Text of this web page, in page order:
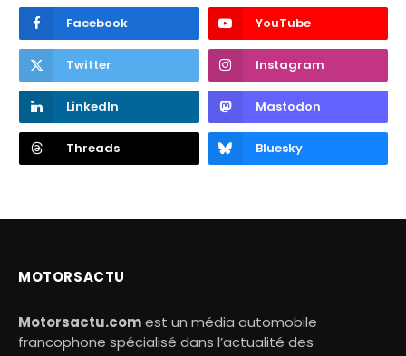
Facebook YouTube
Twitter Instagram
LinkedIn Mastodon
Threads Bluesky
MOTORSACTU
Motorsactu.comest un média automobile
francophone spécialisé dans l’actualité des